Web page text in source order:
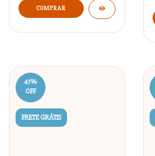
41%
OFF
FRETE GRÁTIS